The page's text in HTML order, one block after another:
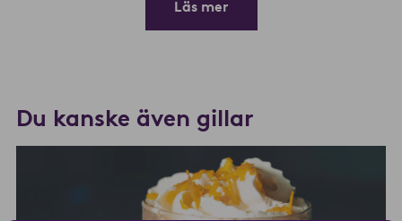
Läs mer
Du kanske även gillar